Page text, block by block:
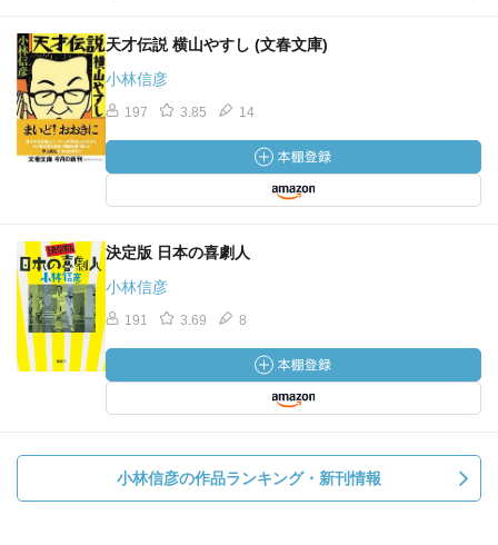
天才伝説 横山やすし (文春文庫)
小林信彦
197 3.85 14
決定版 日本の喜劇人
小林信彦
191 3.69 8
小林信彦の作品ランキング・新刊情報